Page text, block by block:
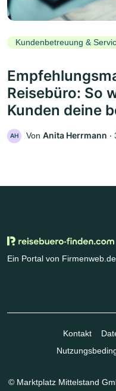
Kundenbetreuung &
Reisebüro: So
Kunden deine
AH Von Anita Herrmann ‧
Ein Portal von Firmenweb.de
Kontakt
© Marktplatz Mittelstand